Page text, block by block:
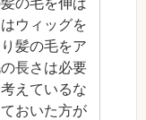
の毛を伸ば
ウィッグを
髪の毛をア
長さは必要
えているな
おいた方が